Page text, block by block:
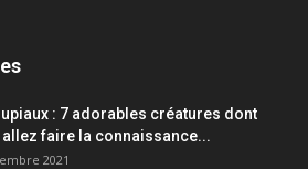
: 7 adorables créatures dont
faire la connaissance...
2021